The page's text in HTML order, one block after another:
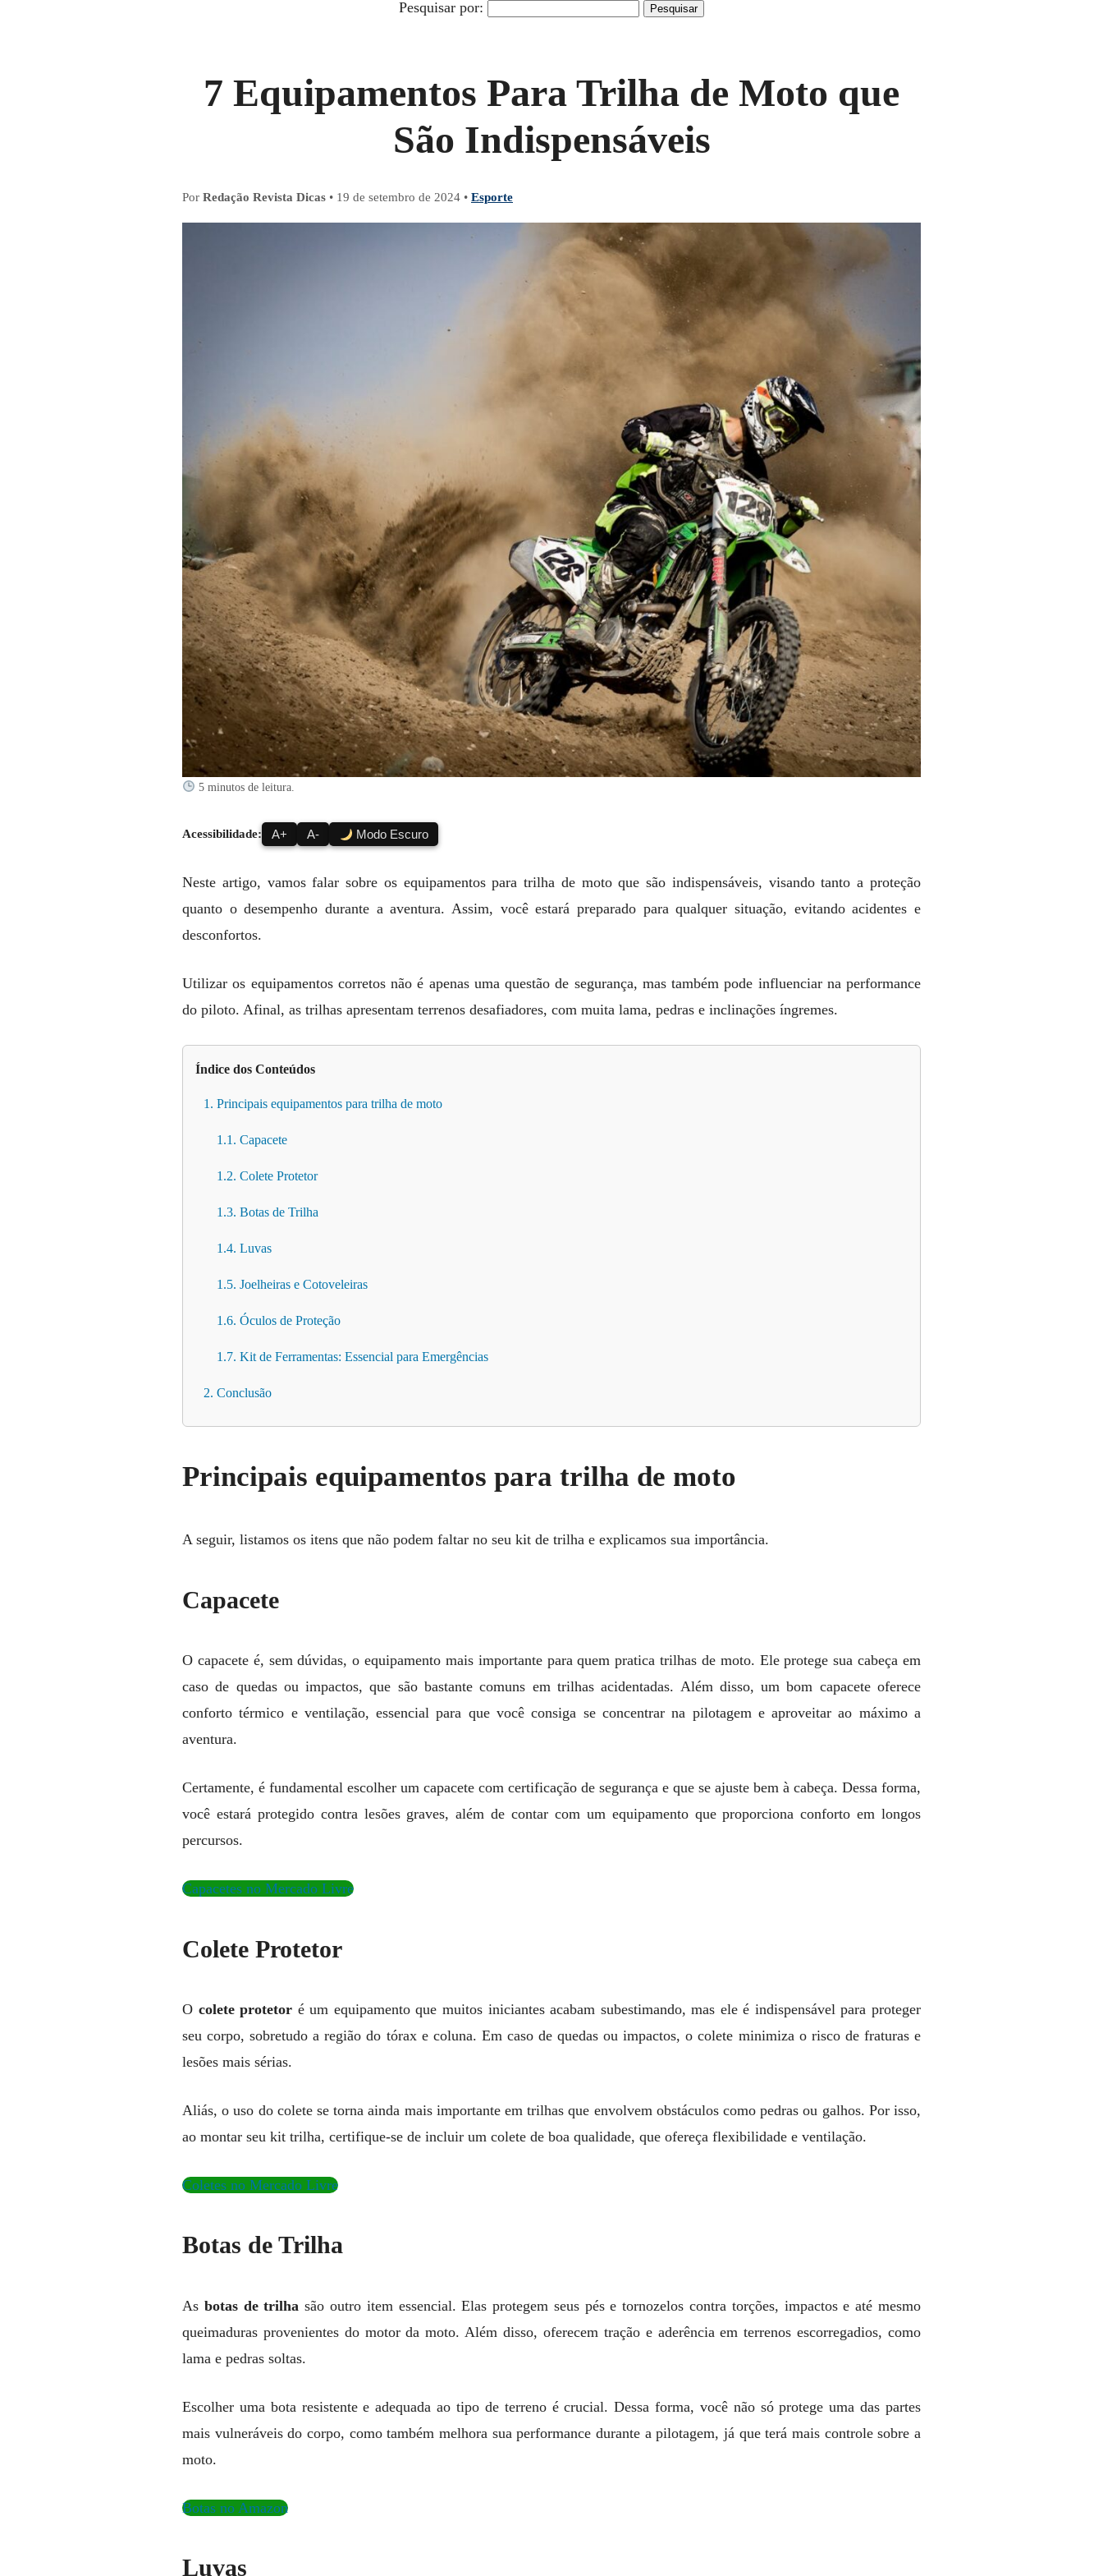
Pesquisar por:
7 Equipamentos Para Trilha de Moto que
São Indispensáveis
Por Redação Revista Dicas • 19 de setembro de 2024 • Esporte
5 minutos de leitura.
Acessibilidade: A+ A- Modo Escuro
Neste artigo, vamos falar sobre os equipamentos para trilha de moto que são indispensáveis, visando tanto a proteção
quanto o desempenho durante a aventura. Assim, você estará preparado para qualquer situação, evitando acidentes e
desconfortos.
Utilizar os equipamentos corretos não é apenas uma questão de segurança, mas também pode influenciar na performance
do piloto. Afinal, as trilhas apresentam terrenos desafiadores, com muita lama, pedras e inclinações íngremes.
Índice dos Conteúdos
1. Principais equipamentos para trilha de moto
1.1. Capacete
1.2. Colete Protetor
1.3. Botas de Trilha
1.4. Luvas
1.5. Joelheiras e Cotoveleiras
1.6. Óculos de Proteção
1.7. Kit de Ferramentas: Essencial para Emergências
2. Conclusão
Principais equipamentos para trilha de moto
A seguir, listamos os itens que não podem faltar no seu kit de trilha e explicamos sua importância.
Capacete
O capacete é, sem dúvidas, o equipamento mais importante para quem pratica trilhas de moto. Ele protege sua cabeça em
caso de quedas ou impactos, que são bastante comuns em trilhas acidentadas. Além disso, um bom capacete oferece
conforto térmico e ventilação, essencial para que você consiga se concentrar na pilotagem e aproveitar ao máximo a
aventura.
Certamente, é fundamental escolher um capacete com certificação de segurança e que se ajuste bem à cabeça. Dessa forma,
você estará protegido contra lesões graves, além de contar com um equipamento que proporciona conforto em longos
percursos.
Capacetes no Mercado Livre
Colete Protetor
O colete protetor é um equipamento que muitos iniciantes acabam subestimando, mas ele é indispensável para proteger
seu corpo, sobretudo a região do tórax e coluna. Em caso de quedas ou impactos, o colete minimiza o risco de fraturas e
lesões mais sérias.
Aliás, o uso do colete se torna ainda mais importante em trilhas que envolvem obstáculos como pedras ou galhos. Por isso,
ao montar seu kit trilha, certifique-se de incluir um colete de boa qualidade, que ofereça flexibilidade e ventilação.
Coletes no Mercado Livre
Botas de Trilha
As botas de trilha são outro item essencial. Elas protegem seus pés e tornozelos contra torções, impactos e até mesmo
queimaduras provenientes do motor da moto. Além disso, oferecem tração e aderência em terrenos escorregadios, como
lama e pedras soltas.
Escolher uma bota resistente e adequada ao tipo de terreno é crucial. Dessa forma, você não só protege uma das partes
mais vulneráveis do corpo, como também melhora sua performance durante a pilotagem, já que terá mais controle sobre a
moto.
Botas no Amazon
Luvas